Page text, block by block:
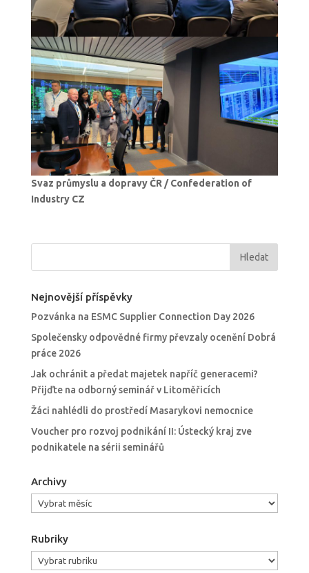
Svaz průmyslu a dopravy ČR / Confederation of
Industry CZ
Nejnovější příspěvky
Pozvánka na ESMC Supplier Connection Day 2026
Společensky odpovědné firmy převzaly ocenění Dobrá
práce 2026
Jak ochránit a předat majetek napříč generacemi?
Přijďte na odborný seminář v Litoměřicích
Žáci nahlédli do prostředí Masarykovi nemocnice
Voucher pro rozvoj podnikání II: Ústecký kraj zve
podnikatele na sérii seminářů
Archivy
Archivy
Rubriky
Rubriky